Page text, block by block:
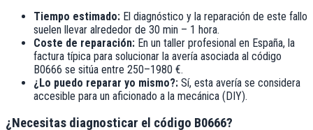
Tiempo estimado: El diagnóstico y la reparación de este fallo
suelen llevar alrededor de 30 min – 1 hora.
Coste de reparación: En un taller profesional en España, la
factura típica para solucionar la avería asociada al código
B0666 se sitúa entre 250–1980 €.
¿Lo puedo reparar yo mismo?: Sí, esta avería se considera
accesible para un aficionado a la mecánica (DIY).
¿Necesitas diagnosticar el código B0666?